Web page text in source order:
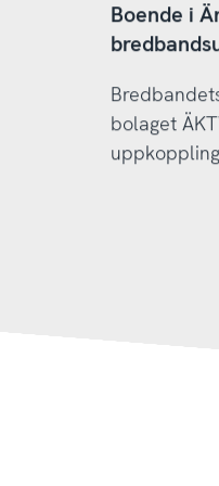
Boende i
bolaget